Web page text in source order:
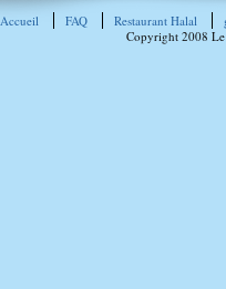
Accueil FAQ Restaurant Halal
Copyright 2008